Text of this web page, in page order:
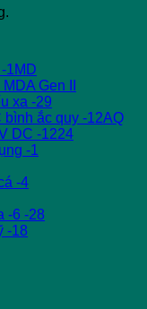
1MD
Gen II
xa -29
ắc quy -12AQ
DC -1224
-1
-4
-6 -28
-18